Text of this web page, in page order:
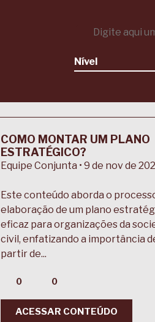
COMO MONTAR UM PLANO
ESTRATÉGICO?
Equipe Conjunta • 9 de nov de
Este conteúdo aborda o
elaboração de um plano
eficaz para organizações da
civil, enfatizando a importância
partir de...
0 0
ACESSAR CONTEÚDO